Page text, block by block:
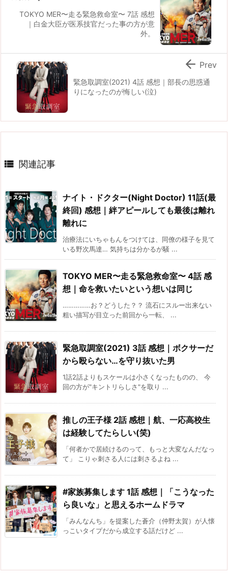
TOKYO MER〜走る緊急救命室〜 7話 感想
｜白金大臣が医系技官だった事の方が意
外。
緊急取調室(2021) 4話 感想｜部長の思惑通
りになったのが悔しい(泣)
 Prev
 関連記事
ナイト・ドクター(Night Doctor) 11話(最
終回) 感想｜絆アピールしても最後は離れ
離れに
治療法にいちゃもんをつけては、同僚の様子を見て
いる野次馬達… 気持ちは分かるが騒 ...
TOKYO MER〜走る緊急救命室〜 4話 感
想｜命を救いたいという想いは同じ
……………お？どうした？？ 流石にスルー出来ない
粗い描写が目立った前回から一転、 ...
緊急取調室(2021) 3話 感想｜ボクサーだ
から殴らない…を守り抜いた男
1話2話よりもスケールは小さくなったものの、 今
回の方が"キントリらしさ"を取り ...
推しの王子様 2話 感想｜航、一応高校生
は経験してたらしい(笑)
「何者かで居続けるのって、もっと大変なんだなっ
て」 こりゃ刺さる人には刺さるよね ...
#家族募集します 1話 感想｜「こうなった
ら良いな」と思えるホームドラマ
「みんなんち」を提案した蒼介（仲野太賀）が人懐
っこいタイプだから成立する話だけど ...